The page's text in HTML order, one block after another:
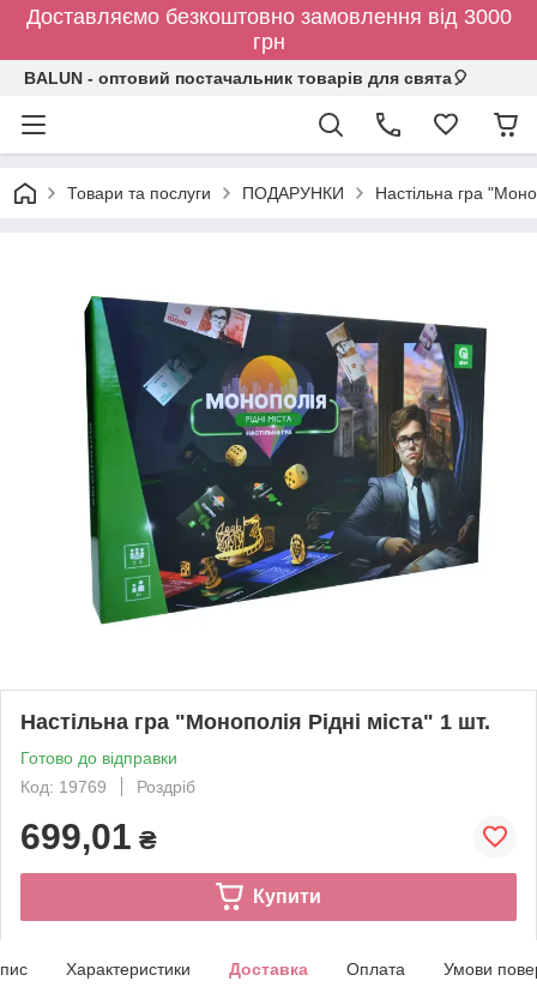
Доставляємо безкоштовно замовлення від 3000
грн
BALUN - оптовий постачальник товарів для свята🎈
Товари та послуги ПОДАРУНКИ Настільна гра
Настільна гра "Монополія Рідні міста" 1 шт.
Готово до відправки
Код: 19769
Роздріб
699,01 ₴
Купити
Характеристики Доставка Оплата Умови